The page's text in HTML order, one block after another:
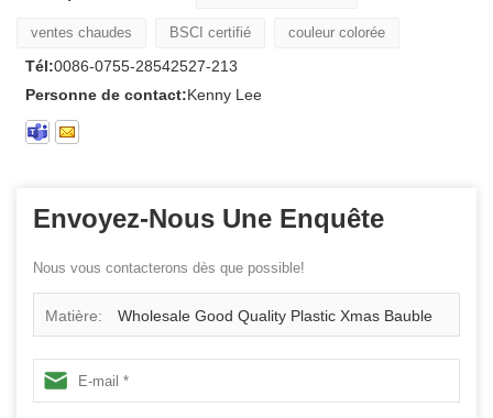
ventes chaudes BSCI certifié couleur colorée
Tél:0086-0755-28542527-213
Personne de contact:Kenny Lee
Envoyez-Nous Une Enquête
Nous vous contacterons dès que possible!
Matière: Wholesale Good Quality Plastic Xmas Bauble